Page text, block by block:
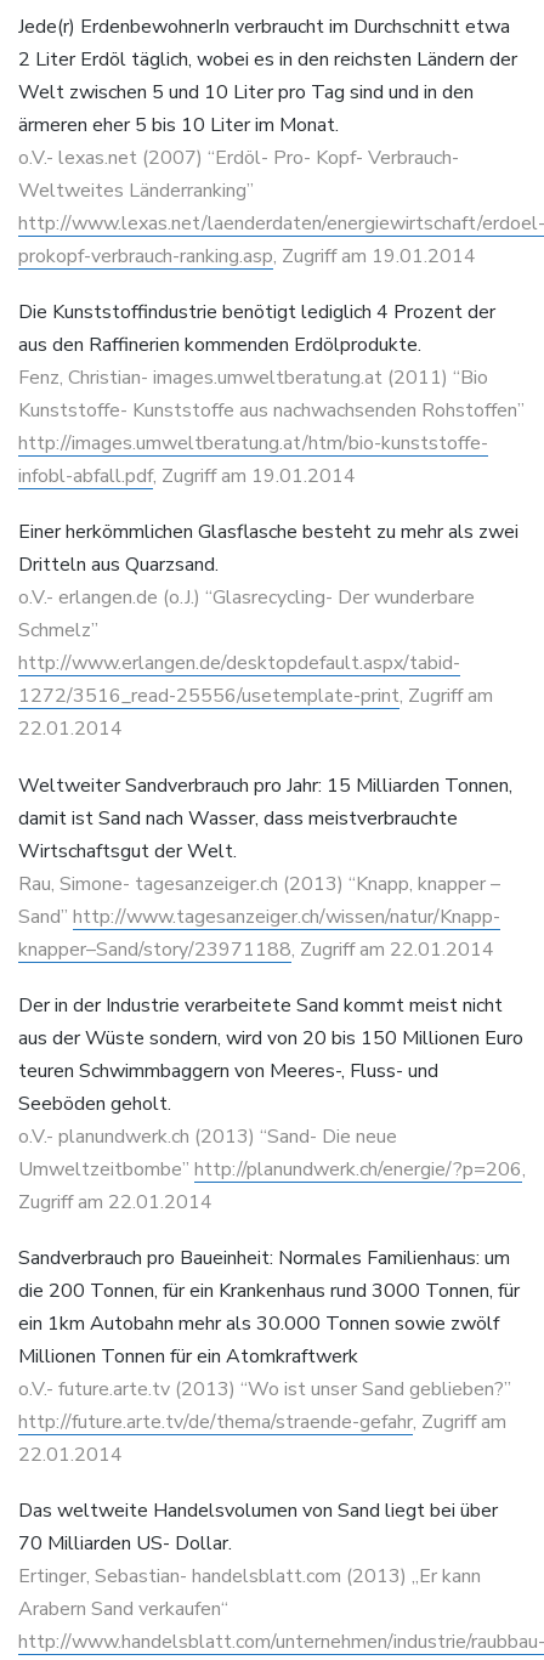
Jede(r) ErdenbewohnerIn verbraucht im Durchschnitt etwa
2 Liter Erdöl täglich, wobei es in den reichsten Ländern der
Welt zwischen 5 und 10 Liter pro Tag sind und in den
ärmeren eher 5 bis 10 Liter im Monat.
o.V.- lexas.net (2007) “Erdöl- Pro- Kopf- Verbrauch-
Weltweites Länderranking”
http://www.lexas.net/laenderdaten/energiewirtschaft/erdoel-
prokopf-verbrauch-ranking.asp, Zugriff am 19.01.2014
Die Kunststoffindustrie benötigt lediglich 4 Prozent der
aus den Raffinerien kommenden Erdölprodukte.
Fenz, Christian- images.umweltberatung.at (2011) “Bio
Kunststoffe- Kunststoffe aus nachwachsenden Rohstoffen”
http://images.umweltberatung.at/htm/bio-kunststoffe-
infobl-abfall.pdf, Zugriff am 19.01.2014
Einer herkömmlichen Glasflasche besteht zu mehr als zwei
Dritteln aus Quarzsand.
o.V.- erlangen.de (o.J.) “Glasrecycling- Der wunderbare
Schmelz”
http://www.erlangen.de/desktopdefault.aspx/tabid-
1272/3516_read-25556/usetemplate-print, Zugriff am
22.01.2014
Weltweiter Sandverbrauch pro Jahr: 15 Milliarden Tonnen,
damit ist Sand nach Wasser, dass meistverbrauchte
Wirtschaftsgut der Welt.
Rau, Simone- tagesanzeiger.ch (2013) “Knapp, knapper –
Sand” http://www.tagesanzeiger.ch/wissen/natur/Knapp-
knapper–Sand/story/23971188, Zugriff am 22.01.2014
Der in der Industrie verarbeitete Sand kommt meist nicht
aus der Wüste sondern, wird von 20 bis 150 Millionen Euro
teuren Schwimmbaggern von Meeres-, Fluss- und
Seeböden geholt.
o.V.- planundwerk.ch (2013) “Sand- Die neue
Umweltzeitbombe” http://planundwerk.ch/energie/?p=206,
Zugriff am 22.01.2014
Sandverbrauch pro Baueinheit: Normales Familienhaus: um
die 200 Tonnen, für ein Krankenhaus rund 3000 Tonnen, für
ein 1km Autobahn mehr als 30.000 Tonnen sowie zwölf
Millionen Tonnen für ein Atomkraftwerk
o.V.- future.arte.tv (2013) “Wo ist unser Sand geblieben?”
http://future.arte.tv/de/thema/straende-gefahr, Zugriff am
22.01.2014
Das weltweite Handelsvolumen von Sand liegt bei über
70 Milliarden US- Dollar.
Ertinger, Sebastian- handelsblatt.com (2013) „Er kann
Arabern Sand verkaufen“
http://www.handelsblatt.com/unternehmen/industrie/raubbau-